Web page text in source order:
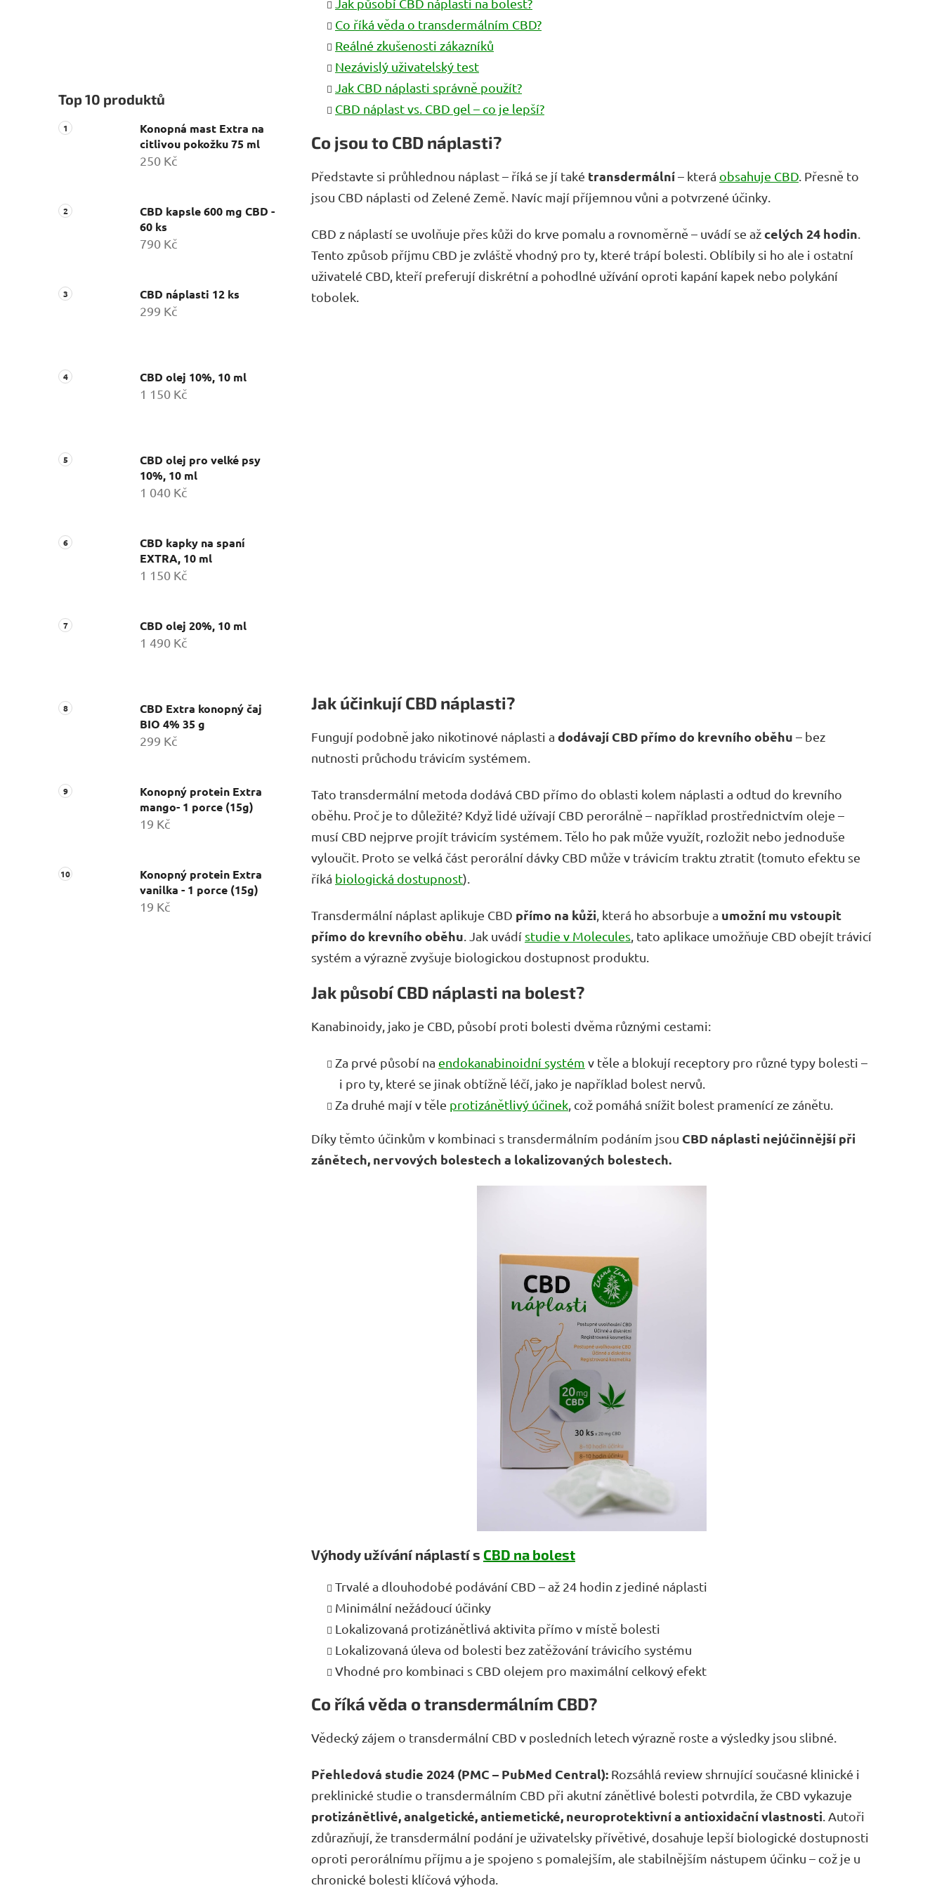
Top 10 produktů
Konopná mast Extra na
citlivou pokožku 75 ml
250 Kč
CBD kapsle 600 mg CBD -
60 ks
790 Kč
CBD náplasti 12 ks
299 Kč
CBD olej 10%, 10 ml
1 150 Kč
CBD olej pro velké psy
10%, 10 ml
1 040 Kč
CBD kapky na spaní
EXTRA, 10 ml
1 150 Kč
CBD olej 20%, 10 ml
1 490 Kč
CBD Extra konopný čaj
BIO 4% 35 g
299 Kč
Konopný protein Extra
mango- 1 porce (15g)
19 Kč
Konopný protein Extra
vanilka - 1 porce (15g)
19 Kč
Jak působí CBD náplasti na bolest?
Co říká věda o transdermálním CBD?
Reálné zkušenosti zákazníků
Nezávislý uživatelský test
Jak CBD náplasti správně použít?
CBD náplast vs. CBD gel – co je lepší?
Co jsou to CBD náplasti?
Představte si průhlednou náplast – říká se jí také transdermální– která obsahuje CBD . Přesně to
jsou CBD náplasti od Zelené Země. Navíc mají příjemnou vůni a potvrzené účinky.
CBD z náplastí se uvolňuje přes kůži do krve pomalu a rovnoměrně – uvádí se ažcelých 24 hodin
Tento způsob příjmu CBD je zvláště vhodný pro ty, které trápí bolesti. Oblíbily si ho ale i ostatní
uživatelé CBD, kteří preferují diskrétní a pohodlné užívání oproti kapání kapek nebo polykání
tobolek.
Jak účinkují CBD náplasti?
Fungují podobně jako nikotinové náplasti a dodávají CBD přímo do krevního oběhu – bez
nutnosti průchodu trávicím systémem.
Tato transdermální metoda dodává CBD přímo do oblasti kolem náplasti a odtud do krevního
oběhu. Proč je to důležité? Když lidé užívají CBD perorálně – například prostřednictvím oleje –
musí CBD nejprve projít trávicím systémem. Tělo ho pak může využít, rozložit nebo jednoduše
vyloučit. Proto se velká část perorální dávky CBD může v trávicím traktu ztratit (tomuto efektu se
říká biologická dostupnost).
Transdermální náplast aplikuje CBD přímo na kůži , která ho absorbuje a umožní mu vstoupit
přímo do krevního oběhu . Jak uvádí studie v Molecules , tato aplikace umožňuje CBD obejít trávicí
systém a výrazně zvyšuje biologickou dostupnost produktu.
Jak působí CBD náplasti na bolest?
Kanabinoidy, jako je CBD, působí proti bolesti dvěma různými cestami:
Za prvé působí na endokanabinoidní systém v těle a blokují receptory pro různé typy bolesti –
i pro ty, které se jinak obtížně léčí, jako je například bolest nervů.
Za druhé mají v těle protizánětlivý účinek , což pomáhá snížit bolest pramenící ze zánětu.
Díky těmto účinkům v kombinaci s transdermálním podáním jsou CBD náplasti nejúčinnější při
zánětech, nervových bolestech a lokalizovaných bolestech.
Výhody užívání náplastí s CBD na bolest
Trvalé a dlouhodobé podávání CBD – až 24 hodin z jediné náplasti
Minimální nežádoucí účinky
Lokalizovaná protizánětlivá aktivita přímo v místě bolesti
Lokalizovaná úleva od bolesti bez zatěžování trávicího systému
Vhodné pro kombinaci s CBD olejem pro maximální celkový efekt
Co říká věda o transdermálním CBD?
Vědecký zájem o transdermální CBD v posledních letech výrazně roste a výsledky jsou slibné.
Přehledová studie 2024 (PMC – PubMed Central): Rozsáhlá review shrnující současné klinické i
preklinické studie o transdermálním CBD při akutní zánětlivé bolesti potvrdila, že CBD vykazuje
protizánětlivé, analgetické, antiemetické, neuroprotektivní a antioxidační vlastnosti. Autoři
zdůrazňují, že transdermální podání je uživatelsky přívětivé, dosahuje lepší biologické dostupnosti
oproti perorálnímu příjmu a je spojeno s pomalejším, ale stabilnějším nástupem účinku – což je u
chronické bolesti klíčová výhoda.